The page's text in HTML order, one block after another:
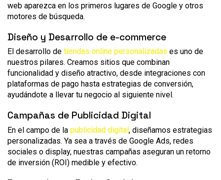
web aparezca en los primeros lugares de Google y otros
motores de búsqueda.
Diseño y Desarrollo de e-commerce
El desarrollo de tiendas online personalizadas es uno de
nuestros pilares. Creamos sitios que combinan
funcionalidad y diseño atractivo, desde integraciones con
plataformas de pago hasta estrategias de conversión,
ayudándote a llevar tu negocio al siguiente nivel.
Campañas de Publicidad Digital
En el campo de la publicidad digital, diseñamos estrategias
personalizadas. Ya sea a través de Google Ads, redes
sociales o display, nuestras campañas aseguran un retorno
de inversión (ROI) medible y efectivo.